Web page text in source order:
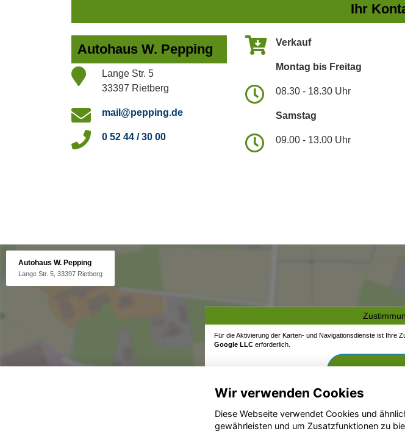
Ihr
Autohaus W. Pepping
Lange Str. 5
33397 Rietberg
mail@pepping.de
0 52 44 / 30 00
Verkauf
Montag bis Freitag
08.30 - 18.30 Uhr
Samstag
09.00 - 13.00 Uhr
Autohaus W. Pepping
Lange Str. 5, 33397 Rietberg
Für die Aktivierung der Karten- und Navigationsdienste ist Ihre
Google LLC erforderlich.
Zustimmen
Wir verwenden Cookies
Diese Webseite verwendet Cookies und
gewährleisten und um Zusatzfunktionen zu